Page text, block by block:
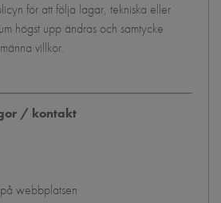
för att följa lagar, tekniska eller
högst upp ändras och samtycke
villkor.
/ kontakt
webbplatsen